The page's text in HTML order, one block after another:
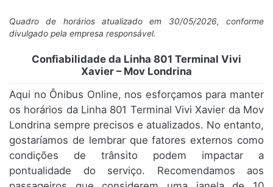
Quadro de horários atualizado em 30/05/2026, conforme
divulgado pela empresa responsável.
Confiabilidade da Linha 801 Terminal Vivi
Xavier – Mov Londrina
Aqui no Ônibus Online, nos esforçamos para manter
os horários da Linha 801 Terminal Vivi Xavier da Mov
Londrina sempre precisos e atualizados. No entanto,
gostaríamos de lembrar que fatores externos como
condições de trânsito podem impactar a
pontualidade do serviço. Recomendamos aos